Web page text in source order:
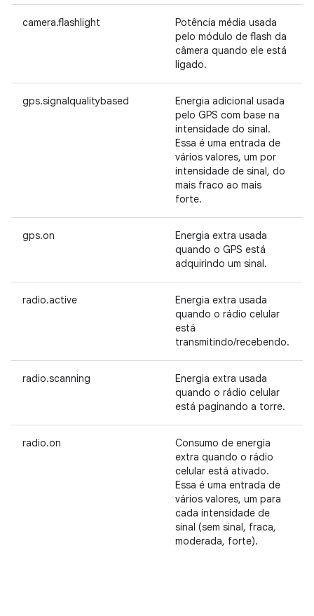
camera.flashlight
Potência média usada
pelo módulo de flash da
câmera quando ele está
ligado.
gps.signalqualitybased
Energia adicional usada
pelo GPS com base na
intensidade do sinal.
Essa é uma entrada de
vários valores, um por
intensidade de sinal, do
mais fraco ao mais
forte.
gps.on
Energia extra usada
quando o GPS está
adquirindo um sinal.
radio.active
Energia extra usada
quando o rádio celular
está
transmitindo/recebendo.
radio.scanning
Energia extra usada
quando o rádio celular
está paginando a torre.
radio.on
Consumo de energia
extra quando o rádio
celular está ativado.
Essa é uma entrada de
vários valores, um para
cada intensidade de
sinal (sem sinal, fraca,
moderada, forte).